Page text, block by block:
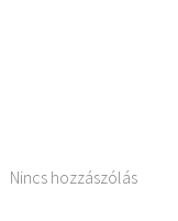
Nincs hozzászólás